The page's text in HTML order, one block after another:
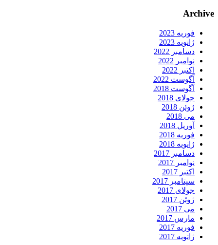
فوریه 2023
ژانویه 2023
دسامبر 2022
نوامبر 2022
اکتبر 2022
آگوست 2022
آگوست 2018
جولای 2018
ژوئن 2018
می 2018
آوریل 2018
فوریه 2018
ژانویه 2018
دسامبر 2017
نوامبر 2017
اکتبر 2017
سپتامبر 2017
جولای 2017
ژوئن 2017
می 2017
مارس 2017
فوریه 2017
ژانویه 2017